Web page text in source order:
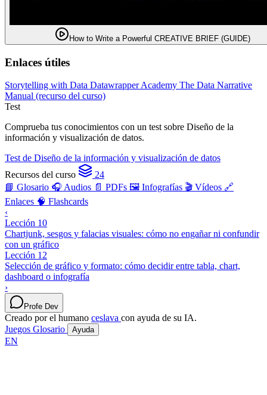
How to Write a Powerful CREATIVE BRIEF (GUIDE)
Enlaces útiles
Storytelling with Data Datawrapper Academy The Data Narrative
Manual (recurso del curso)
Test
Comprueba tus conocimientos con un test sobre Diseño de la
información y visualización de datos.
Test de Diseño de la información y visualización de datos
Recursos del curso
24
📘 Glosario 🎧 Audios 📄 PDFs 🖼️ Infografías 🎬 Vídeos 🔗
Enlaces 🧠 Flashcards
‹
Lección 10
Chartjunk, sesgos y falacias visuales: cómo no engañar ni confundir
con un gráfico
Lección 12
Selección de gráfico y formato: cómo decidir entre tabla, chart,
dashboard o infografía
›
Profe Dev
Creado por el humano ceslava con ayuda de su IA.
Juegos Glosario Ayuda
EN